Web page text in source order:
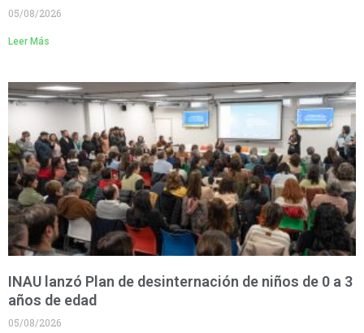
05/08/2026
Leer Más
INAU lanzó Plan de desinternación de niños de 0 a 3
años de edad
05/08/2026